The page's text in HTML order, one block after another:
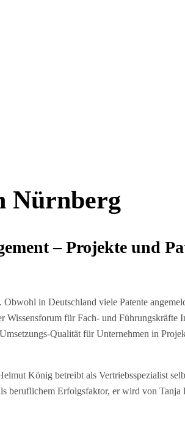
Nürnberg
– Projekte und
in Deutschland viele Patente
für Fach- und
Qualität für Unternehmen in
König betreibt als Vertriebsspezialist
Erfolgsfaktor, er wird von